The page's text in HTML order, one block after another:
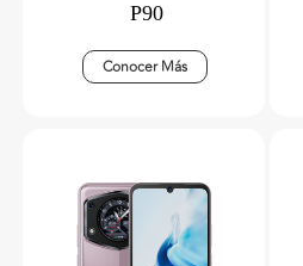
P90
Conocer Más